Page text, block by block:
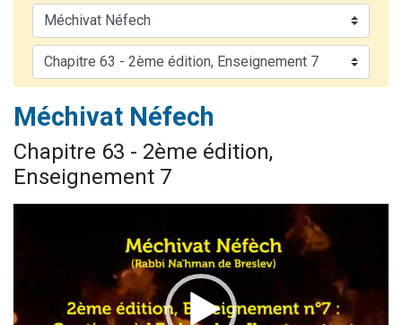
2 personnes viennent de nous rejoindre sur WhatsApp
13 personnes viennent de demander une bénédiction
Il reste 49 places pour étudier en groupe sur Zoom
Méchivat Néfech
Chapitre 63 - 2ème édition,
Enseignement 7